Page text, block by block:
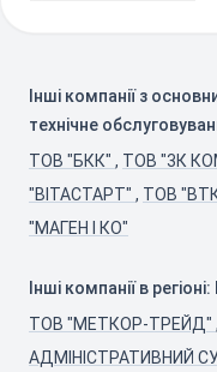
Інші компанії з
технічне
ТОВ "БКК" , ТОВ "3К
"ВІТАСТАРТ" , ТОВ
"МАГЕН І КО"
Інші компанії в
ТОВ "МЕТКОР-ТРЕЙД" ,
АДМІНІСТРАТИВНИЙ